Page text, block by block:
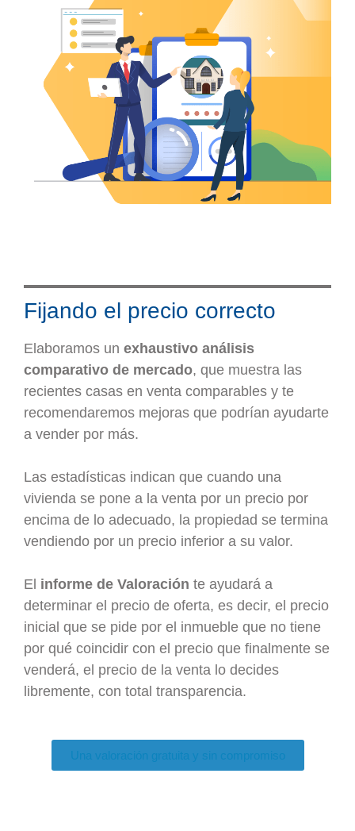
Fijando el precio correcto
Elaboramos un exhaustivo análisis
comparativo de mercado, que muestra las
recientes casas en venta comparables y te
recomendaremos mejoras que podrían ayudarte
a vender por más.
Las estadísticas indican que cuando una
vivienda se pone a la venta por un precio por
encima de lo adecuado, la propiedad se termina
vendiendo por un precio inferior a su valor.
El informe de Valoración te ayudará a
determinar el precio de oferta, es decir, el precio
inicial que se pide por el inmueble que no tiene
por qué coincidir con el precio que finalmente se
venderá, el precio de la venta lo decides
libremente, con total transparencia.
Una valoración gratuita y sin compromiso